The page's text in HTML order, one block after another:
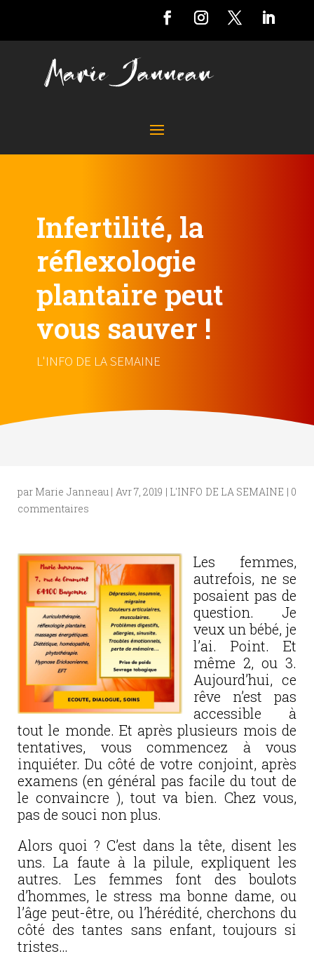
Infertilité, la
réflexologie
plantaire peut
vous sauver !
L'INFO DE LA SEMAINE
par Marie Janneau| Avr 7, 2019 | L'INFO DE LA SEMAINE | 0
commentaires
Les femmes,
autrefois, ne se
posaient pas de
question. Je
veux un bébé, je
l’ai. Point. Et
même 2, ou 3.
Aujourd’hui, ce
rêve n’est pas
accessible à
tout le monde. Et après plusieurs mois de
tentatives, vous commencez à vous
inquiéter. Du côté de votre conjoint, après
examens (en général pas facile du tout de
le convaincre ), tout va bien. Chez vous,
pas de souci non plus.
Alors quoi ? C’est dans la tête, disent les
uns. La faute à la pilule, expliquent les
autres. Les femmes font des boulots
d’hommes, le stress ma bonne dame, ou
l’âge peut-être, ou l’hérédité, cherchons du
côté des tantes sans enfant, toujours si
tristes…